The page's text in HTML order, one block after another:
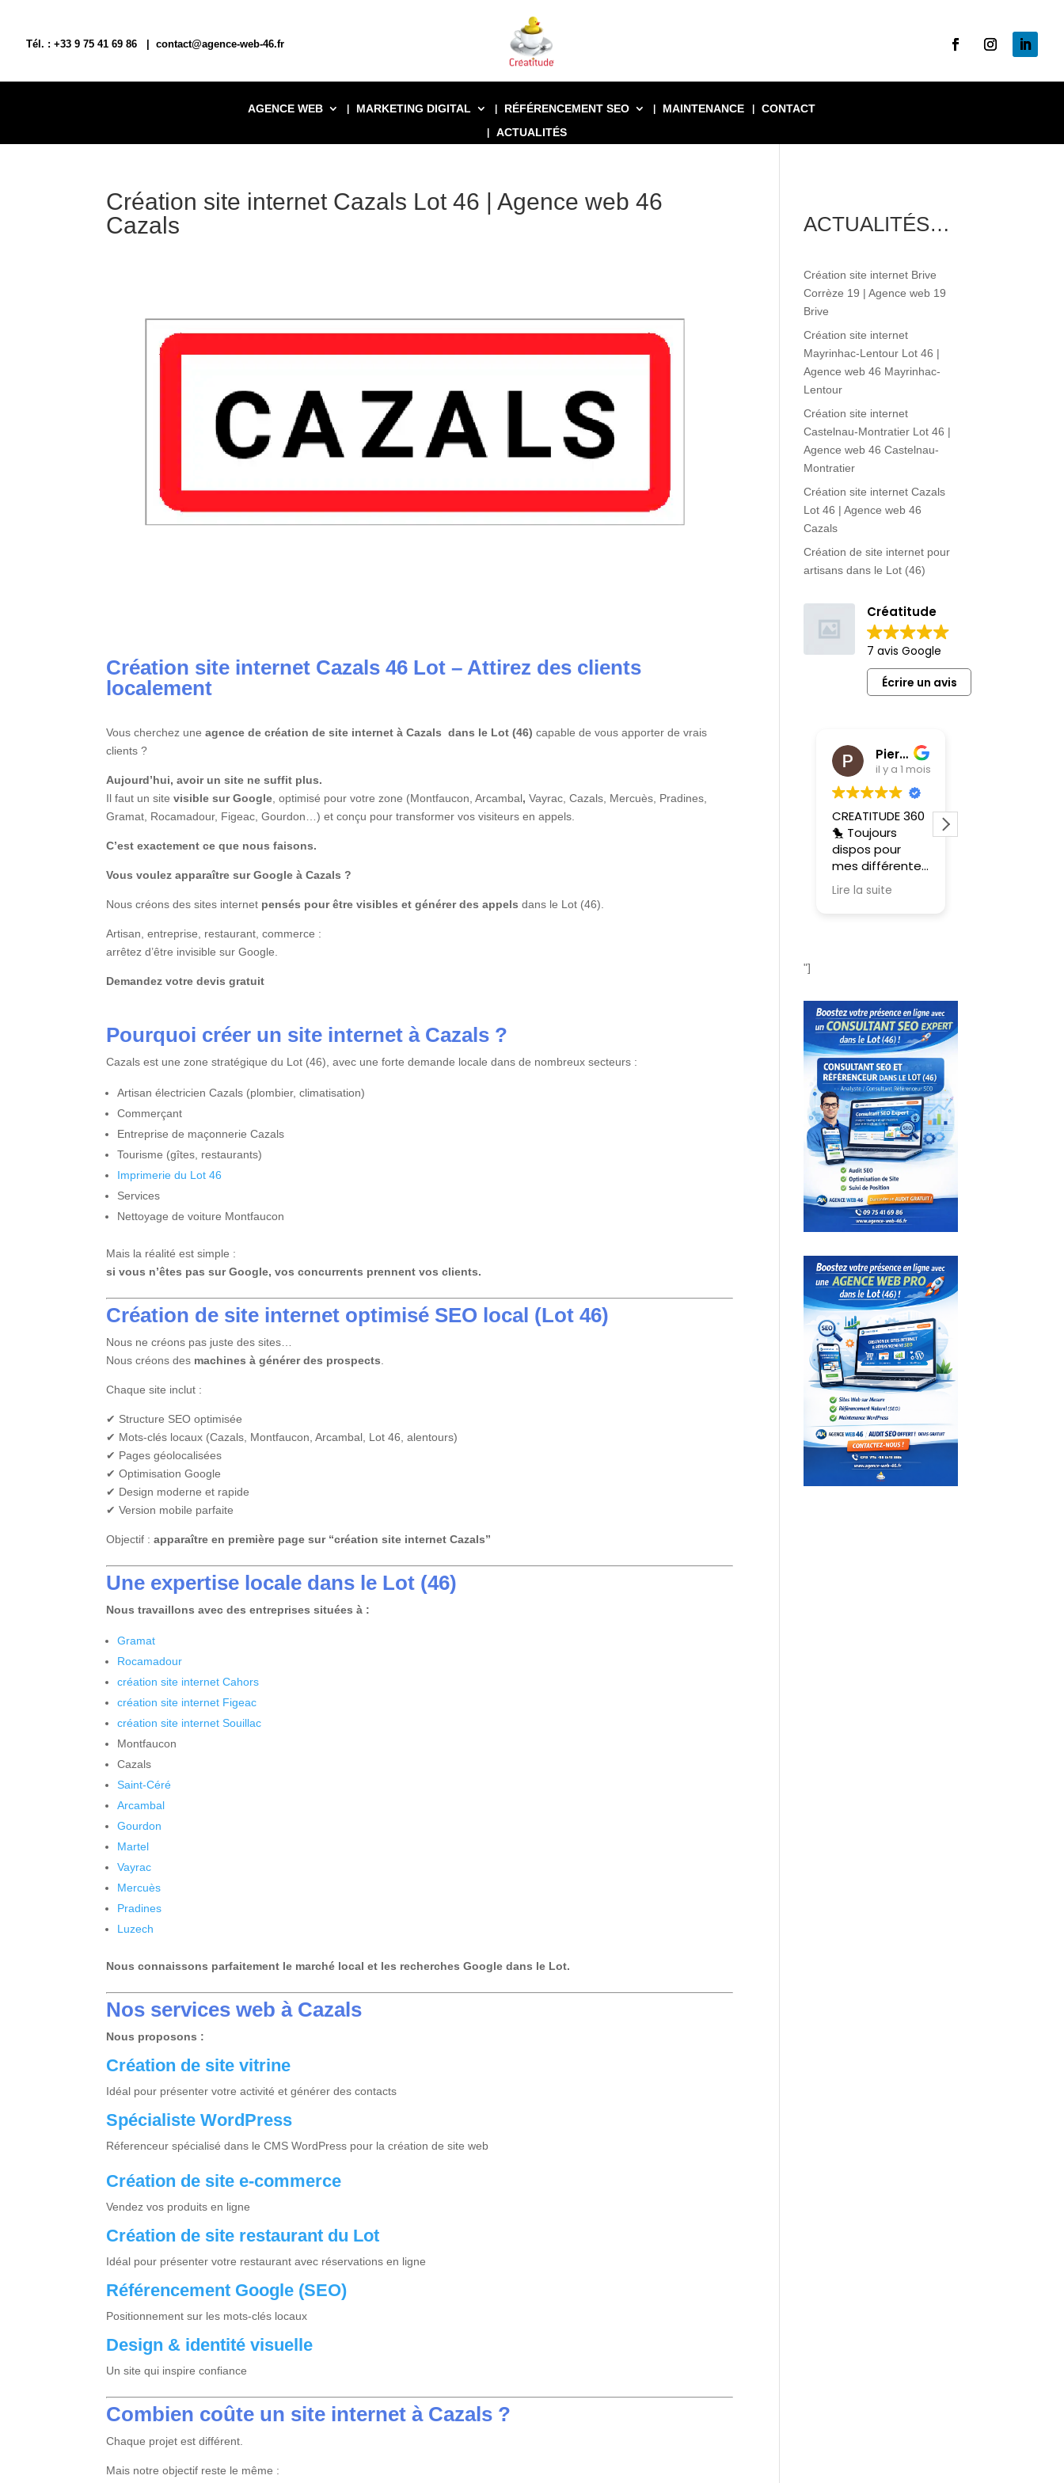
Tél. : +33 9 75 41 69 86 | contact@agence-web-46.fr
AGENCE WEB MARKETING DIGITAL RÉFÉRENCEMENT SEO MAINTENANCE
CONTACT
ACTUALITÉS
Création site internet Cazals Lot 46 | Agence web 46
Cazals
Création site internet Cazals 46 Lot – Attirez des clients
localement
Vous cherchez uneagence de création de site internet à Cazals dans le Lot (46) capable de vous apporter de vrais
clients ?
Aujourd’hui, avoir un site ne suffit plus.
Il faut un sitevisible sur Google , optimisé pour votre zone (Montfaucon, Arcambal,Vayrac, Cazals, Mercuès, Pradines,
Gramat, Rocamadour, Figeac, Gourdon…) et conçu pour transformer vos visiteurs en appels.
C’est exactement ce que nous faisons.
Vous voulez apparaître sur Google à Cazals ?
Nous créons des sites internet pensés pour être visibles et générer des appels dans le Lot (46).
Artisan, entreprise, restaurant, commerce :
arrêtez d’être invisible sur Google.
Demandez votre devis gratuit
Pourquoi créer un site internet à Cazals ?
Cazals est une zone stratégique du Lot (46), avec une forte demande locale dans de nombreux secteurs :
Artisan électricien Cazals (plombier, climatisation)
Commerçant
Entreprise de maçonnerie Cazals
Tourisme (gîtes, restaurants)
Imprimerie du Lot 46
Services
Nettoyage de voiture Montfaucon
Mais la réalité est simple :
si vous n’êtes pas sur Google, vos concurrents prennent vos clients.
Création de site internet optimisé SEO local (Lot 46)
Nous ne créons pas juste des sites…
Nous créons des machines à générer des prospects.
Chaque site inclut :
✔ Structure SEO optimisée
✔ Mots-clés locaux (Cazals, Montfaucon, Arcambal, Lot 46, alentours)
✔ Pages géolocalisées
✔ Optimisation Google
✔ Design moderne et rapide
✔ Version mobile parfaite
Objectif :apparaître en première page sur “création site internet Cazals”
Une expertise locale dans le Lot (46)
Nous travaillons avec des entreprises situées à :
Gramat
Rocamadour
création site internet Cahors
création site internet Figeac
création site internet Souillac
Montfaucon
Cazals
Saint-Céré
Arcambal
Gourdon
Martel
Vayrac
Mercuès
Pradines
Luzech
Nous connaissons parfaitement le marché local et les recherches Google dans le Lot.
Nos services web à Cazals
Nous proposons :
Création de site vitrine
Idéal pour présenter votre activité et générer des contacts
SpécialisteWordPress
Réferenceur spécialisé dans le CMS WordPress pour la création de site web
Création de site e-commerce
Vendez vos produits en ligne
Création de site restaurant du Lot
Idéal pour présenter votre restaurant avec réservations en ligne
Référencement Google (SEO)
Positionnement sur les mots-clés locaux
Design & identité visuelle
Un site qui inspire confiance
Combien coûte un site internet à Cazals ?
Chaque projet est différent.
Mais notre objectif reste le même :
ACTUALITÉS…
Création site internet Brive
Corrèze 19 | Agence web 19
Brive
Création site internet
Mayrinhac-Lentour Lot 46 |
Agence web 46 Mayrinhac-
Lentour
Création site internet
Castelnau-Montratier Lot 46 |
Agence web 46 Castelnau-
Montratier
Création site internet Cazals
Lot 46 | Agence web 46
Cazals
Création de site internet pour
artisans dans le Lot (46)
Créatitude
7 avis Google
Écrire un avis
Pierre Carillon
il y a 1 mois
CREATITUDE 360
🐤 Toujours
dispos pour
mes différentes
demandes 👉
Création et
référencement
s / signalétique
véhicule 2 et 4
roues
(personnalisatio
n )
Je
recommande
CREATITUDE 360
🐤 pour sa
réactivité sont
écoute et sa
qualité de
Travail !!!
Contact :
Creatitude
Bonne journée à
tous
Réponse du
propriétaire
Merci beaucoup
Pierrot, çà me
touche
beaucoup !
Lire la suite
"]